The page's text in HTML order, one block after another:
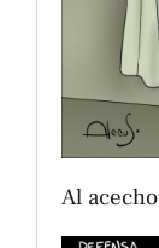
Al acecho